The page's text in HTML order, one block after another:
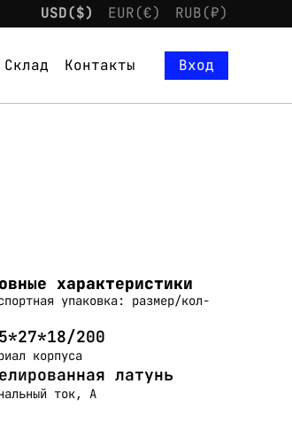
USD($) EUR(€) RUB(₽)
Склад Контакты
Вход
характеристики
упаковка: размер/кол-
200
корпуса
латунь
ток, А